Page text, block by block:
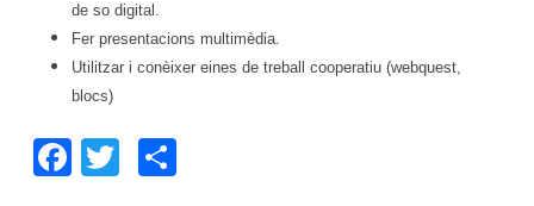
de so digital.
Fer presentacions multimèdia.
Utilitzar i conèixer eines de treball cooperatiu (webquest,
blocs)
F T